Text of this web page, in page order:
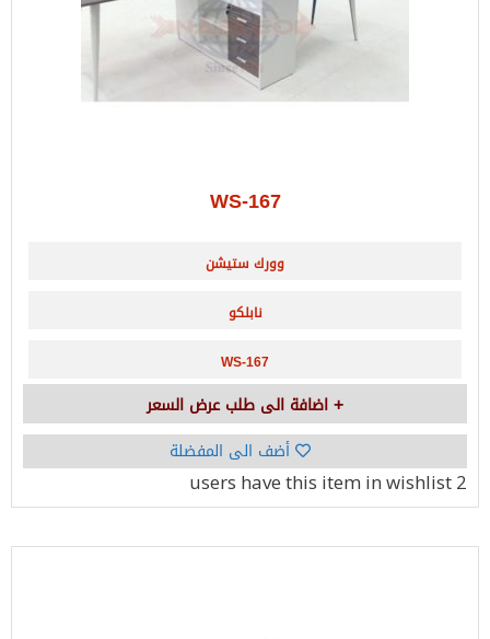
WS-167
وورك ستيشن
نابلكو
WS-167
اضافة الى طلب عرض السعر
أضف الى المفضلة
2 users
have this item in wishlist